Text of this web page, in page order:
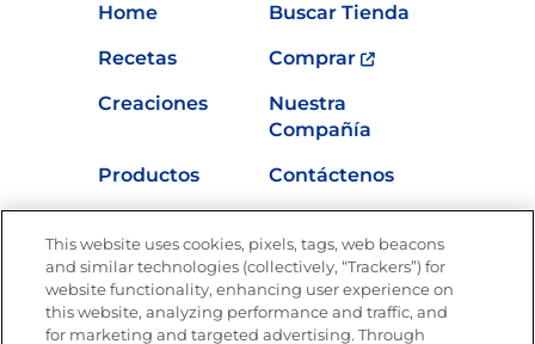
Home
Buscar Tienda
Recetas
Comprar
Creaciones
Nuestra
Compañía
Productos
Contáctenos
Nutrición
This website uses cookies, pixels, tags, web beacons
and similar technologies (collectively, “Trackers”) for
website functionality, enhancing user experience on
this website, analyzing performance and traffic, and
for marketing and targeted advertising. Through